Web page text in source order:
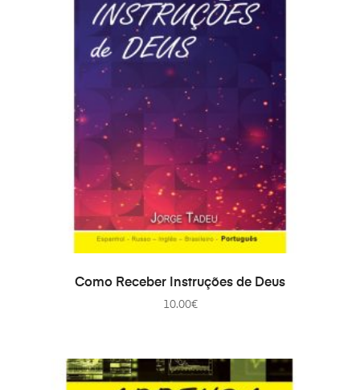
ADAUGĂ ÎN COȘ
Como Receber Instruções de Deus
10.00€